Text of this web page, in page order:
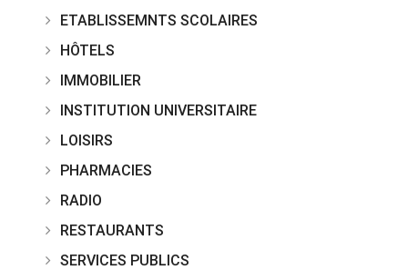
ETABLISSEMNTS SCOLAIRES
HÔTELS
IMMOBILIER
INSTITUTION UNIVERSITAIRE
LOISIRS
PHARMACIES
RADIO
RESTAURANTS
SERVICES PUBLICS